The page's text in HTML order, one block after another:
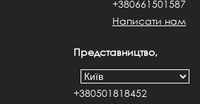
+380661501587
Написати нам
Представництво,
+380501818452